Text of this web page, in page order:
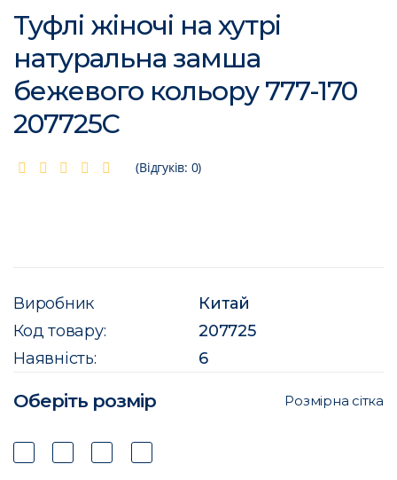
Туфлі жіночі на хутрі
натуральна замша
бежевого кольору 777-170
207725C
(Відгуків: 0)
Виробник
Китай
Код товару:
207725
Наявність:
6
Оберіть розмір Розмірна сітка